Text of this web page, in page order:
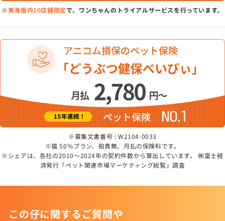
※東海圏内10店舗限定で、ワンちゃんのトライアルサービスを行っています。
※募集文書番号 : W2104-0033
※猫 50％プラン、賠責無、月払の保険料です。
※シェアは、各社の2010～2024年の契約件数から算出しています。 ㈱富士経
済発行「ペット関連市場マーケティング総覧」調査
この仔に関するご質問や